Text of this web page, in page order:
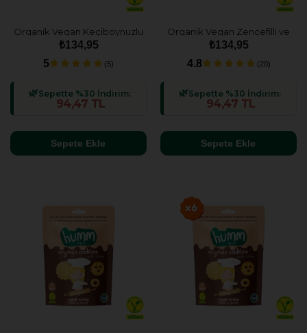
Organik Vegan Keçiboynuzlu
ve Fındıklı Kurabiye - 55g
₺134,95
5
(5)
Sepette %30 İndirim:
94,47 TL
Sepete Ekle
Organik Vegan Zencefilli ve
Tarçınlı Kurabiye - 55g
₺134,95
4.8
(20)
Sepette %30 İndirim:
94,47 TL
Sepete Ekle